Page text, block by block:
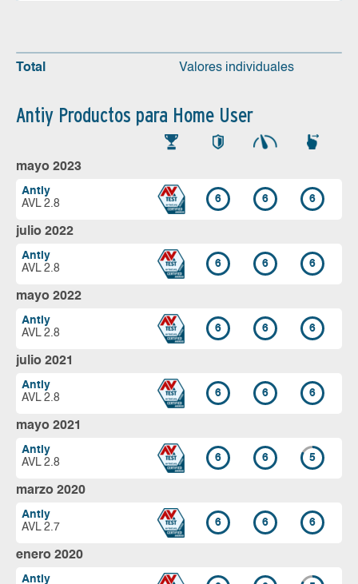
Total Valores individuales
Antiy Productos para Home User
mayo 2023
Antiy
AVL 2.8
6 6 6
julio 2022
Antiy
AVL 2.8
6 6 6
mayo 2022
Antiy
AVL 2.8
6 6 6
julio 2021
Antiy
AVL 2.8
6 6 6
mayo 2021
Antiy
AVL 2.8
6 6 5
marzo 2020
Antiy
AVL 2.7
6 6 6
enero 2020
Antiy